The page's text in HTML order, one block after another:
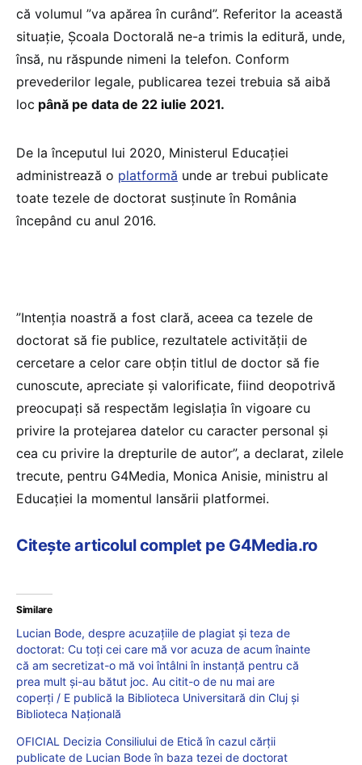
că volumul ”va apărea în curând”. Referitor la această
situație, Școala Doctorală ne-a trimis la editură, unde,
însă, nu răspunde nimeni la telefon. Conform
prevederilor legale, publicarea tezei trebuia să aibă
loc până pe data de 22 iulie 2021.
De la începutul lui 2020, Ministerul Educației
administrează o platformă unde ar trebui publicate
toate tezele de doctorat susținute în România
începând cu anul 2016.
”Intenția noastră a fost clară, aceea ca tezele de
doctorat să fie publice, rezultatele activității de
cercetare a celor care obțin titlul de doctor să fie
cunoscute, apreciate și valorificate, fiind deopotrivă
preocupați să respectăm legislația în vigoare cu
privire la protejarea datelor cu caracter personal și
cea cu privire la drepturile de autor”, a declarat, zilele
trecute, pentru G4Media, Monica Anisie, ministru al
Educației la momentul lansării platformei.
Citește articolul complet pe G4Media.ro
Similare
Lucian Bode, despre acuzațiile de plagiat și teza de
doctorat: Cu toți cei care mă vor acuza de acum înainte
că am secretizat-o mă voi întâlni în instanță pentru că
prea mult și-au bătut joc. Au citit-o de nu mai are
coperți / E publică la Biblioteca Universitară din Cluj și
Biblioteca Națională
OFICIAL Decizia Consiliului de Etică în cazul cărții
publicate de Lucian Bode în baza tezei de doctorat